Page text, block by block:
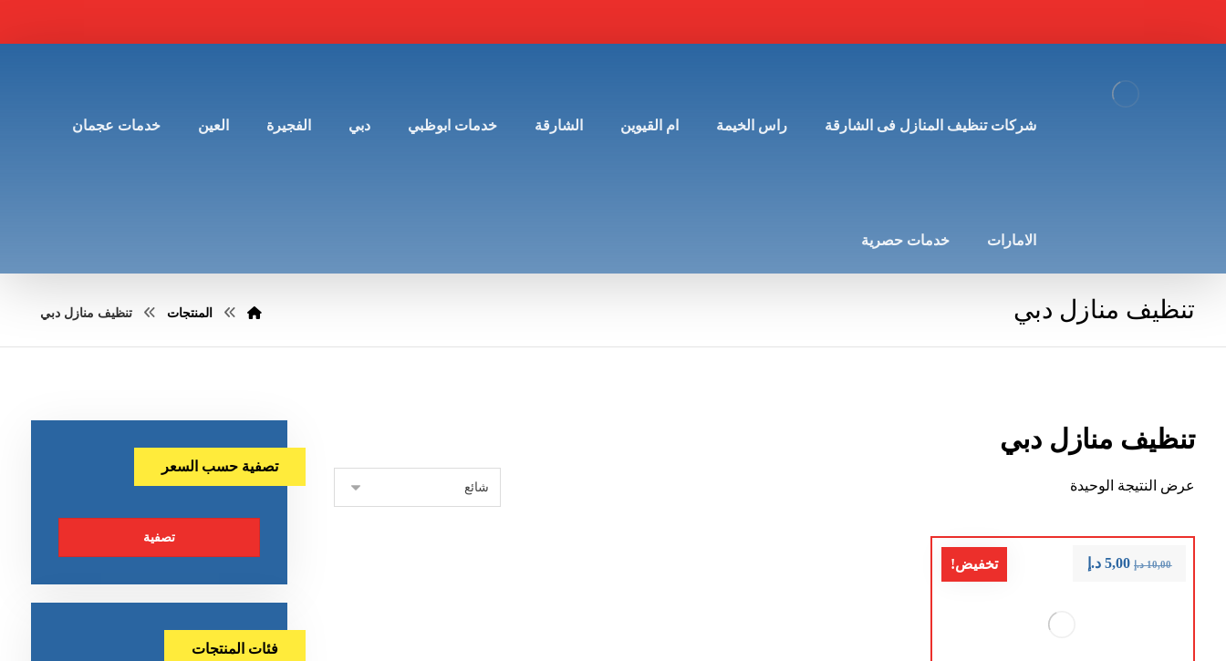
شركات تنظيف المنازل فى الشارقة راس الخيمة ام القيوين الشارقة خدمات ابوظبي دبي الفجيرة العين خدمات عجمان
الامارات خدمات حصرية
تنظيف منازل دبي المنتجات تنظيف منازل دبي
تنظيف منازل دبي
عرض النتيجة الوحيدة
تخفيض! 10,00 د.إ 5,00 د.إ
تصفية حسب السعر
تصفية
فئات المنتجات